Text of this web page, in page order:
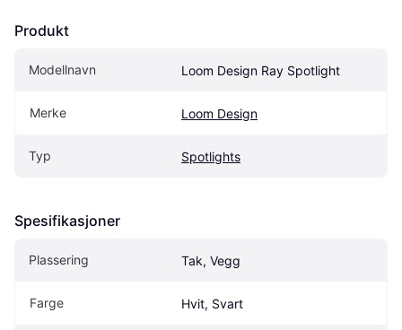
Produkt
Modellnavn Loom Design Ray Spotlight
Merke Loom Design
Typ Spotlights
Spesifikasjoner
Plassering Tak, Vegg
Farge Hvit, Svart